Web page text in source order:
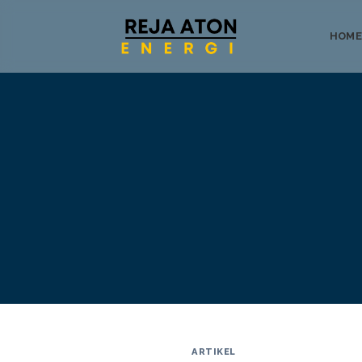
HOME
ARTIKEL